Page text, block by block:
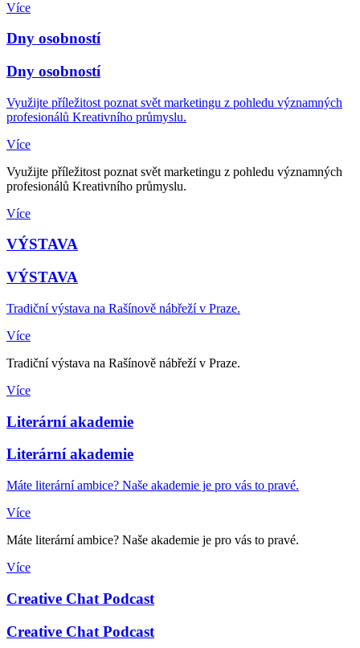
Více
Dny osobností
Dny osobností
Využijte příležitost poznat svět marketingu z pohledu významných
profesionálů Kreativního průmyslu.
Více
Využijte příležitost poznat svět marketingu z pohledu významných
profesionálů Kreativního průmyslu.
Více
VÝSTAVA
VÝSTAVA
Tradiční výstava na Rašínově nábřeží v Praze.
Více
Tradiční výstava na Rašínově nábřeží v Praze.
Více
Literární akademie
Literární akademie
Máte literární ambice? Naše akademie je pro vás to pravé.
Více
Máte literární ambice? Naše akademie je pro vás to pravé.
Více
Creative Chat Podcast
Creative Chat Podcast